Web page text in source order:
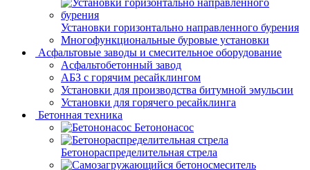
Установки горизонтально направленного бурения
Многофункциональные буровые установки
Асфальтовые заводы и смесительное оборудование
Асфальтобетонный завод
АБЗ с горячим ресайклингом
Установки для производства битумной эмульсии
Установки для горячего ресайклинга
Бетонная техника
Бетононасос
Бетонораспределительная стрела